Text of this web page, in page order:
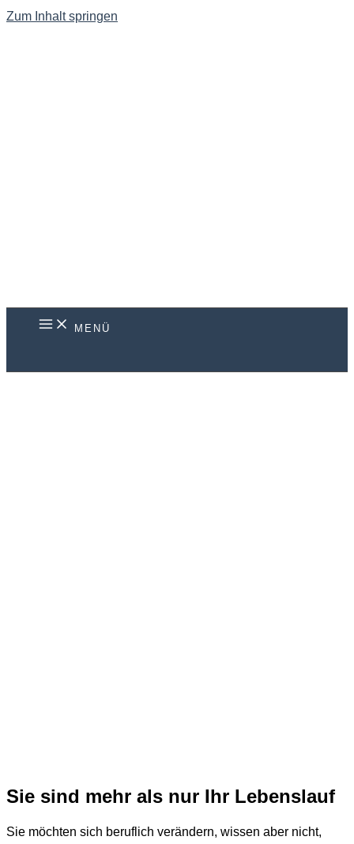
Zum Inhalt springen
MENÜ
Sie sind mehr als nur Ihr Lebenslauf
Sie möchten sich beruflich verändern, wissen aber nicht,